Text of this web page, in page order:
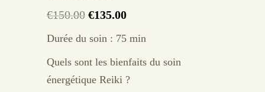
€150.00 Le
prix
était :
€150.00.
€135.00Le
prix
est :
€135.00.
Durée du soin : 75 min
Quels sont les bienfaits du soin
énergétique Reiki ?